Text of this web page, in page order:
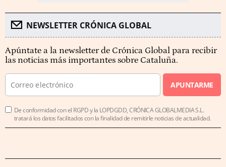
NEWSLETTER CRÓNICA GLOBAL
Apúntate a la newsletter de Crónica Global para recibir
las noticias más importantes sobre Cataluña.
APUNTARME
De conformidad con el RGPD y la LOPDGDD, CRÓNICA GLOBALMEDIA S.L.
tratará los datos facilitados con la finalidad de remitirle noticias de actualidad.